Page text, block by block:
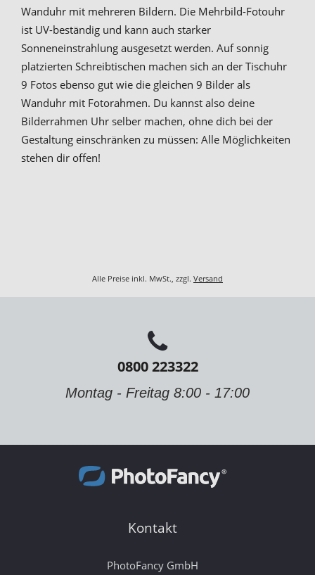
Wanduhr mit mehreren Bildern. Die Mehrbild-Fotouhr
ist UV-beständig und kann auch starker
Sonneneinstrahlung ausgesetzt werden. Auf sonnig
platzierten Schreibtischen machen sich an der Tischuhr
9 Fotos ebenso gut wie die gleichen 9 Bilder als
Wanduhr mit Fotorahmen. Du kannst also deine
Bilderrahmen Uhr selber machen, ohne dich bei der
Gestaltung einschränken zu müssen: Alle Möglichkeiten
stehen dir offen!
Alle Preise inkl. MwSt., zzgl. Versand
0800 223322
Montag - Freitag 8:00 - 17:00
Kontakt
PhotoFancy GmbH